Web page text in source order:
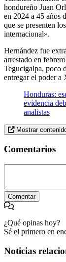
hondureño Juan
en 2024 a 45 años
que se presenten
internacional».
Hernández fue
arrestado en
Tegucigalpa, poco
entregar el poder a
Honduras:
evidencia
analistas
Mostrar
Comentarios
Comentar
¿Qué opinas hoy?
Sé el primero en
Noticias